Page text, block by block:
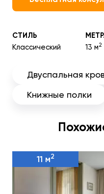
СТИЛЬ
Классический
13 м2
Двуспальная
Книжные полки
11 м2